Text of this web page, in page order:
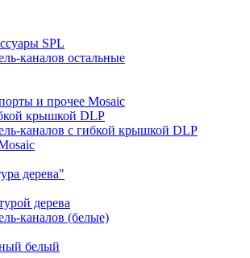
SPL
каналов остальные
и прочее Mosaic
крышкой DLP
каналов с гибкой крышкой DLP
дерева"
дерева
каналов (белые)
белый